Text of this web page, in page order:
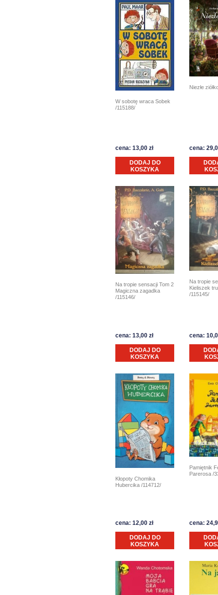
W sobotę wraca Sobek
/115188/
cena: 13,00 zł
DODAJ DO
KOSZYKA
Niezłe
cena:
Na tropie sensacji Tom 2
Magiczna zagadka
/115146/
cena: 13,00 zł
DODAJ DO
KOSZYKA
Na tropie
Kieliszek
/115145/
cena:
Kłopoty Chomika
Hubercika /114712/
cena: 12,00 zł
DODAJ DO
KOSZYKA
Pamiętnik
Parerosa /
cena: